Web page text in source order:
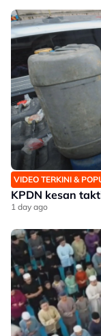
VIDEO TERKINI &
KPDN kesan
1 day ago